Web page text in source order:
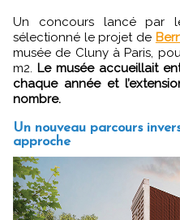
Un concours lancé par
sélectionné le projet de
musée de Cluny à Paris,
m2. Le musée accueillait
chaque année et
nombre.
Un nouveau parcours
approche